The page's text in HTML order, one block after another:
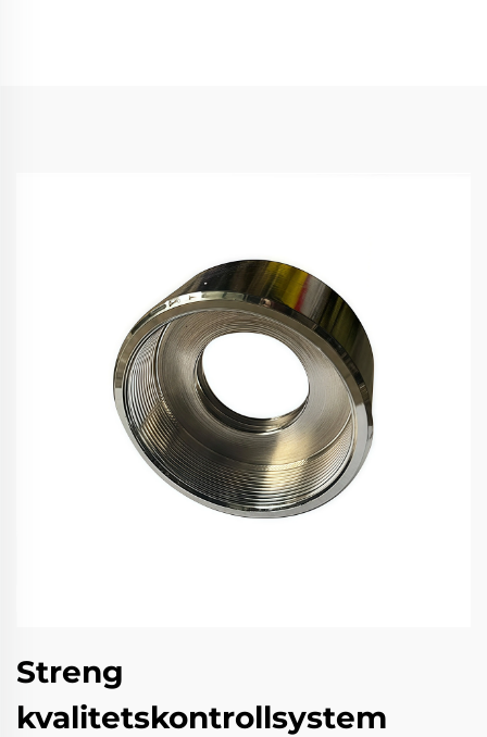
Streng
kvalitetskontrollsystem